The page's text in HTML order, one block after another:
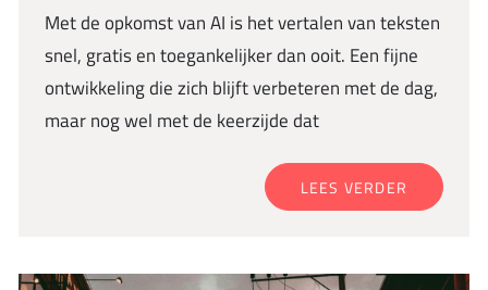
Met de opkomst van AI is het vertalen van teksten
snel, gratis en toegankelijker dan ooit. Een fijne
ontwikkeling die zich blijft verbeteren met de dag,
maar nog wel met de keerzijde dat
LEES VERDER